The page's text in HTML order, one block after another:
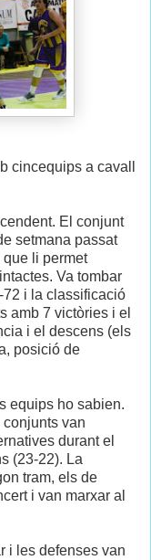
cincequips a cavall
El conjunt
setmana passat
li permet
Va tombar
72 i la classificació
amb 7 victòries i el
i el descens (els
posició de
equips ho sabien.
conjunts van
durant el
(23-22). La
tram, els de
i van marxar al
i les defenses van